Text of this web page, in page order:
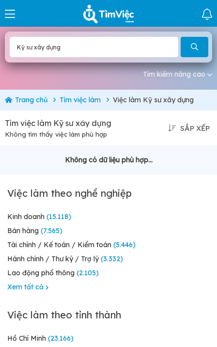
Tìm kiếm nâng cao
Trang chủ Tìm việc làm Việc làm Kỹ sư xây dựng
Tìm việc làm Kỹ sư xây dựng
Không tìm thấy việc làm phù hợp
SẮP XẾP
Không có dữ liệu phù hợp...
Việc làm theo nghề nghiệp
Kinh doanh (15.118)
Bán hàng (7.565)
Tài chính / Kế toán / Kiểm toán (5.446)
Hành chính / Thư ký / Trợ lý (3.332)
Lao động phổ thông (2.105)
Xem tất cả
Việc làm theo tỉnh thành
Hồ Chí Minh (23.166)